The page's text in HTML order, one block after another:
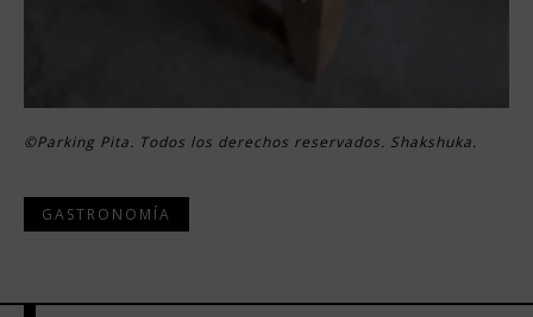
©Parking Pita. Todos los derechos reservados. Shakshuka.
GASTRONOMÍA